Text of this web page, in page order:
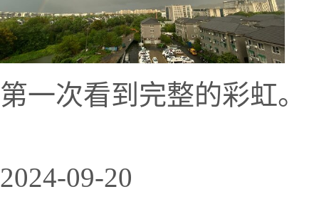
第一次看到完整的彩虹。
2024-09-20